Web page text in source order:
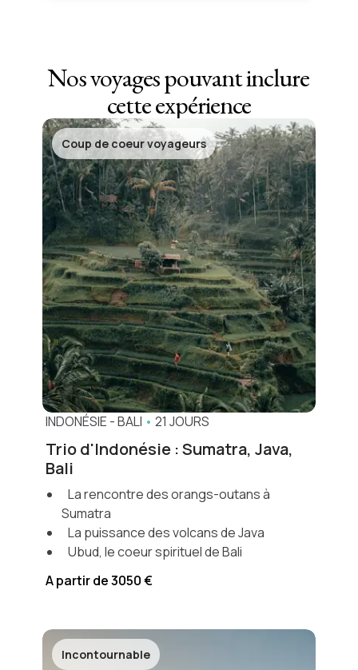
Nos voyages pouvant inclure
cette expérience
Coup de coeur voyageurs
INDONÉSIE -BALI • 21 JOURS
Trio d'Indonésie : Sumatra, Java,
Bali
La rencontre des orangs-outans à
Sumatra
La puissance des volcans de Java
Ubud, le coeur spirituel de Bali
A partir de 3050 €
Incontournable